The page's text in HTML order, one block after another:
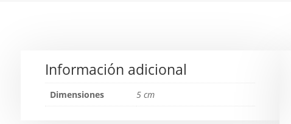
Información adicional
Dimensiones 5 cm